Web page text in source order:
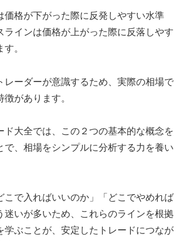
価格が下がった際に反発しやすい水準
ラインは価格が上がった際に反落しやす
。
レーダーが意識するため、実際の相場で
があります。
ド大全では、この２つの基本的な概念を
で、相場をシンプルに分析する力を養い
こで入ればいいのか」「どこでやめれば
迷いが多いため、これらのラインを根拠
学ぶことが、安定したトレードにつなが